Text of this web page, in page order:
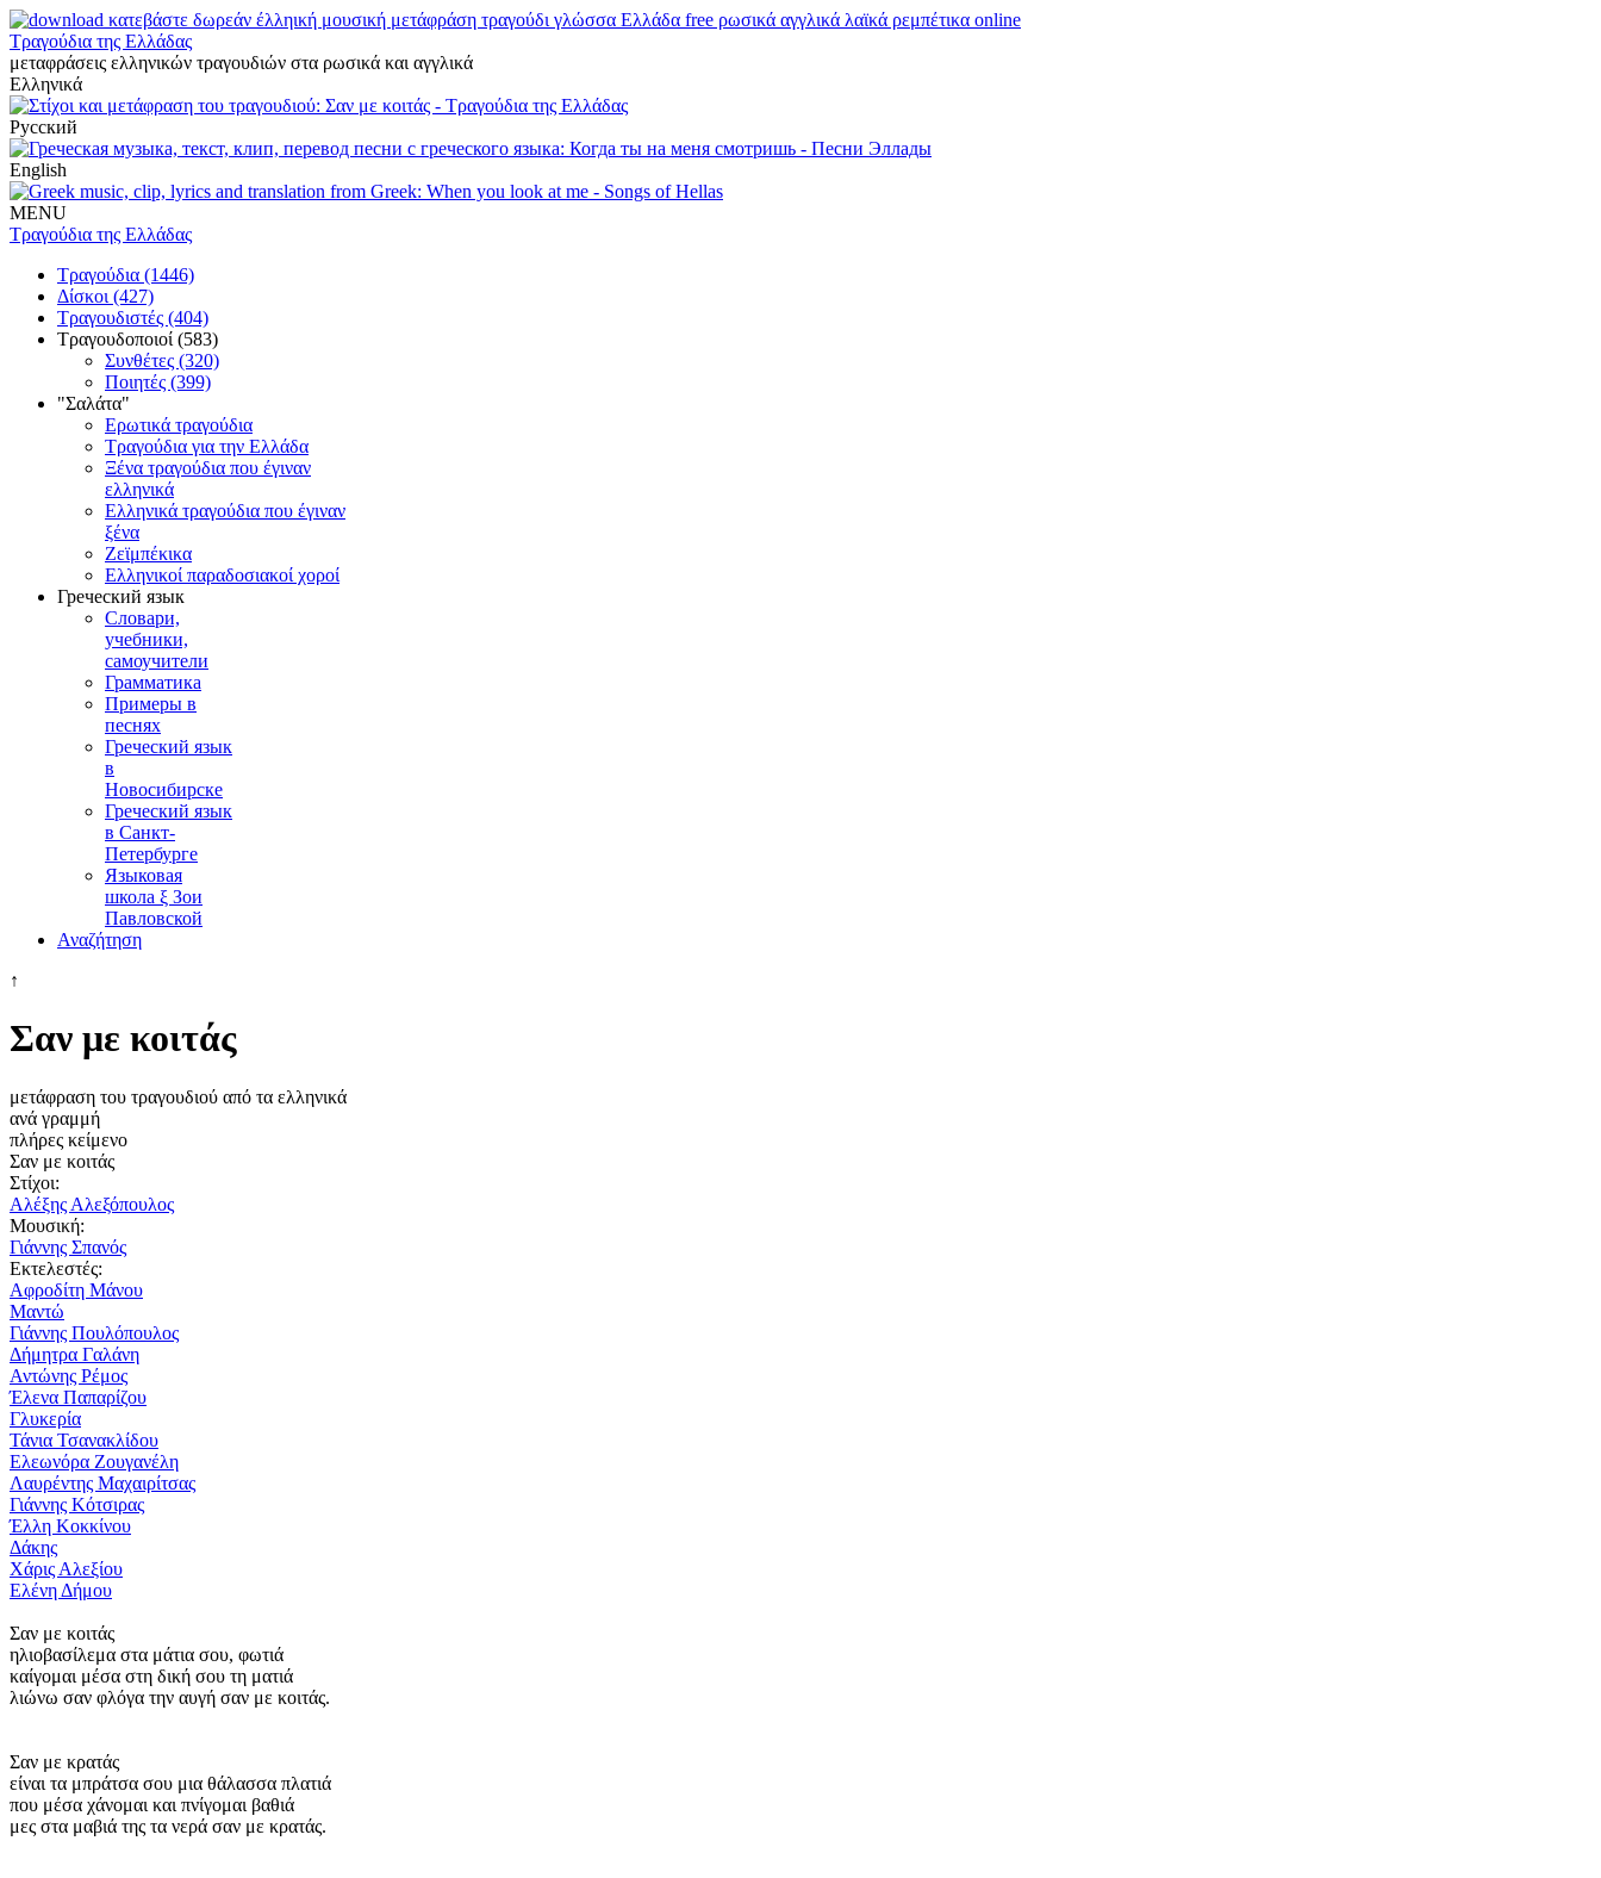
Τραγούδια της Ελλάδας
μεταφράσεις ελληνικών τραγουδιών στα ρωσικά και αγγλικά
Ελληνικά
Русский
English
MENU
Τραγούδια της Ελλάδας
Τραγούδια (1446)
Δίσκοι (427)
Τραγουδιστές (404)
Τραγουδοποιοί (583)
Συνθέτες (320)
Ποιητές (399)
"Σαλάτα"
Ερωτικά τραγούδια
Τραγούδια για την Ελλάδα
Ξένα τραγούδια που έγιναν
ελληνικά
Ελληνικά τραγούδια που έγιναν
ξένα
Ζεϊμπέκικα
Ελληνικοί παραδοσιακοί χοροί
Греческий язык
Словари,
учебники,
самоучители
Грамматика
Примеры в
песнях
Греческий язык
в
Новосибирске
Греческий язык
в Санкт-
Петербурге
Языковая
школа ξ Зои
Павловской
Αναζήτηση
↑
Σαν με κοιτάς
μετάφραση του τραγουδιού από τα ελληνικά
ανά γραμμή
πλήρες κείμενο
Σαν με κοιτάς
Στίχοι:
Αλέξης Αλεξόπουλος
Μουσική:
Γιάννης Σπανός
Εκτελεστές:
Αφροδίτη Μάνου
Μαντώ
Γιάννης Πουλόπουλος
Δήμητρα Γαλάνη
Αντώνης Ρέμος
Έλενα Παπαρίζου
Γλυκερία
Τάνια Τσανακλίδου
Ελεωνόρα Ζουγανέλη
Λαυρέντης Μαχαιρίτσας
Γιάννης Κότσιρας
Έλλη Κοκκίνου
Δάκης
Χάρις Αλεξίου
Ελένη Δήμου
Σαν με κοιτάς
ηλιοβασίλεμα στα μάτια σου, φωτιά
καίγομαι μέσα στη δική σου τη ματιά
λιώνω σαν φλόγα την αυγή σαν με κοιτάς.
Σαν με κρατάς
είναι τα μπράτσα σου μια θάλασσα πλατιά
που μέσα χάνομαι και πνίγομαι βαθιά
μες στα μαβιά της τα νερά σαν με κρατάς.